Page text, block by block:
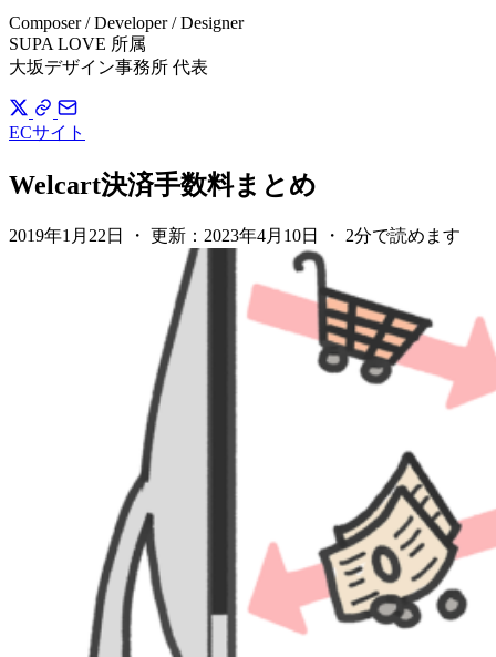
Composer / Developer / Designer
SUPA LOVE 所属
大坂デザイン事務所 代表
ECサイト
Welcart決済手数料まとめ
2019年1月22日 ・ 更新： 2023年4月10日 ・ 2分で読めます